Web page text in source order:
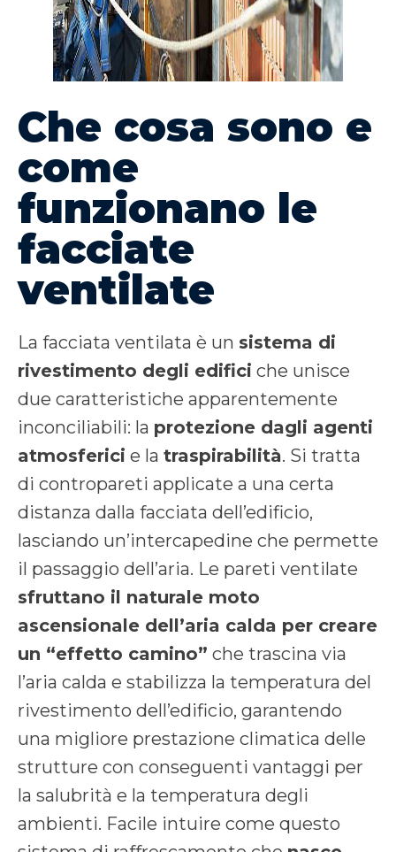
Che cosa sono e
come
funzionano le
facciate
ventilate
La facciata ventilata è un sistema di
rivestimento degli edifici che unisce
due caratteristiche apparentemente
inconciliabili: la protezione dagli agenti
atmosferici e la traspirabilità. Si tratta
di contropareti applicate a una certa
distanza dalla facciata dell’edificio,
lasciando un’intercapedine che permette
il passaggio dell’aria. Le pareti ventilate
sfruttano il naturale moto
ascensionale dell’aria calda per creare
un “effetto camino” che trascina via
l’aria calda e stabilizza la temperatura del
rivestimento dell’edificio, garantendo
una migliore prestazione climatica delle
strutture con conseguenti vantaggi per
la salubrità e la temperatura degli
ambienti. Facile intuire come questo